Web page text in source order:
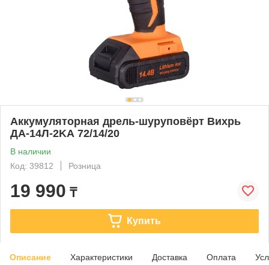
Аккумуляторная дрель-шуруповёрт Вихрь
ДА-14Л-2KА 72/14/20
В наличии
Код: 39812
Розница
19 990 ₸
Купить
Описание Характеристики Доставка Оплата